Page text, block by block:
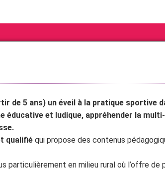
de 5 ans) un éveil à la pratique sportive
éducative et ludique, appréhender la
qualifié qui propose des contenus
particulièrement en milieu rural où l’offre de